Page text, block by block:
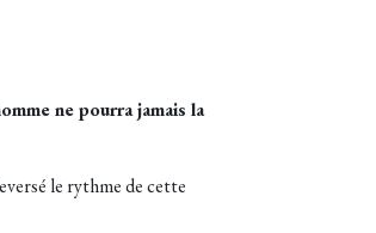
ne pourra jamais la
le rythme de cette